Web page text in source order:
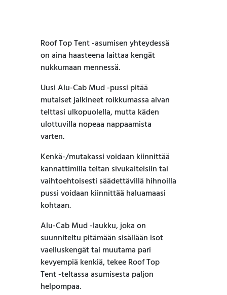
Roof Top Tent -asumisen yhteydessä
on aina haasteena laittaa kengät
nukkumaan mennessä.
Uusi Alu-Cab Mud -pussi pitää
mutaiset jalkineet roikkumassa aivan
telttasi ulkopuolella, mutta käden
ulottuvilla nopeaa nappaamista
varten.
Kenkä-/mutakassi voidaan kiinnittää
kannattimilla teltan sivukaiteisiin tai
vaihtoehtoisesti säädettävillä hihnoilla
pussi voidaan kiinnittää haluamaasi
kohtaan.
Alu-Cab Mud -laukku, joka on
suunniteltu pitämään sisällään isot
vaelluskengät tai muutama pari
kevyempiä kenkiä, tekee Roof Top
Tent -teltassa asumisesta paljon
helpompaa.